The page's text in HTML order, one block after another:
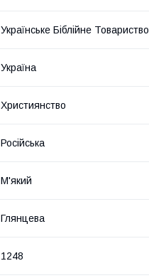
Українське Біблійне Товариство
Україна
Християнство
Російська
М'який
Глянцева
1248